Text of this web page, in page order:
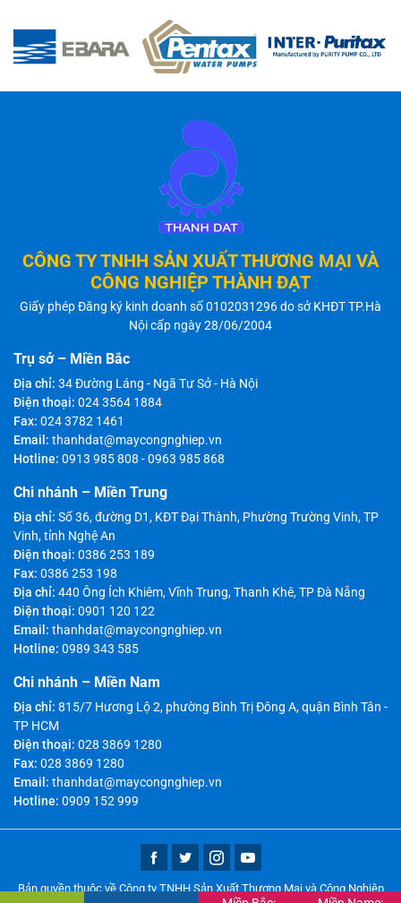
CÔNG TY TNHH SẢN XUẤT THƯƠNG MẠI VÀ
CÔNG NGHIỆP THÀNH ĐẠT
Giấy phép Đăng ký kinh doanh số 0102031296 do sở KHĐT TP.Hà
Nội cấp ngày 28/06/2004
Trụ sở – Miền Bắc
Địa chỉ: 34 Đường Láng - Ngã Tư Sở - Hà Nội
Điện thoại: 024 3564 1884
Fax: 024 3782 1461
Email: thanhdat@maycongnghiep.vn
Hotline: 0913 985 808 -0963 985 868
Chi nhánh – Miền Trung
Địa chỉ: Số 36, đường D1, KĐT Đại Thành, Phường Trường Vinh, TP
Vinh, tỉnh Nghệ An
Điện thoại: 0386 253 189
Fax: 0386 253 198
Địa chỉ: 440 Ông Ích Khiêm, Vĩnh Trung, Thanh Khê, TP Đà Nẵng
Điện thoại: 0901 120 122
Email: thanhdat@maycongnghiep.vn
Hotline: 0989 343 585
Chi nhánh – Miền Nam
Địa chỉ: 815/7 Hương Lộ 2, phường Bình Trị Đông A, quận Bình Tân -
TP HCM
Điện thoại: 028 3869 1280
Fax: 028 3869 1280
Email: thanhdat@maycongnghiep.vn
Hotline: 0909 152 999
Bản quyền thuộc về Công ty TNHH Sản Xuất Thương Mại và Công Nghiệp